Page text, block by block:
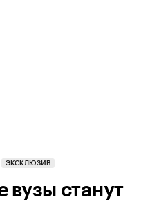
ЭКСКЛЮЗИВ
вузы станут